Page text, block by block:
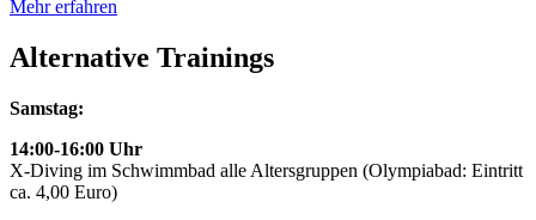
Mehr erfahren
Alternative Trainings
Samstag:
14:00-16:00 Uhr
X-Diving im Schwimmbad alle Altersgruppen (Olympiabad: Eintritt
ca. 4,00 Euro)